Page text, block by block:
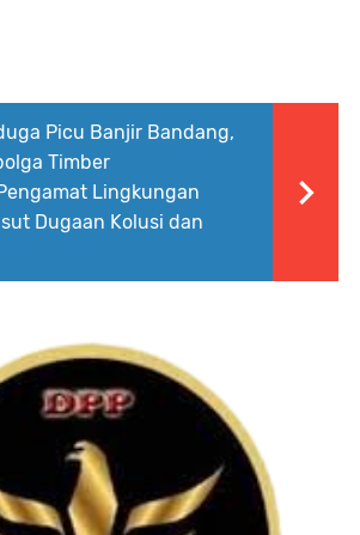
Picu Banjir Bandang,
Timber
Lingkungan
Dugaan Kolusi dan